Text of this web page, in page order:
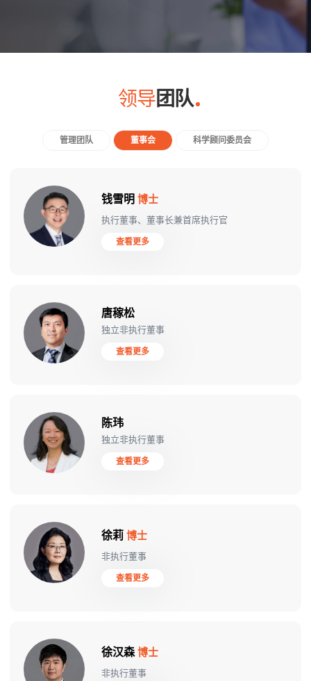
领导团队
管理团队 董事会 科学顾问委员会
钱雪明 博士
执行董事、董事长兼首席执行官
查看更多
唐稼松
独立非执行董事
查看更多
陈玮
独立非执行董事
查看更多
徐莉 博士
非执行董事
查看更多
徐汉森博士
非执行董事